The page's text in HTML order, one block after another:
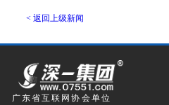
< 返回上级新闻
广东省互联网协会单位